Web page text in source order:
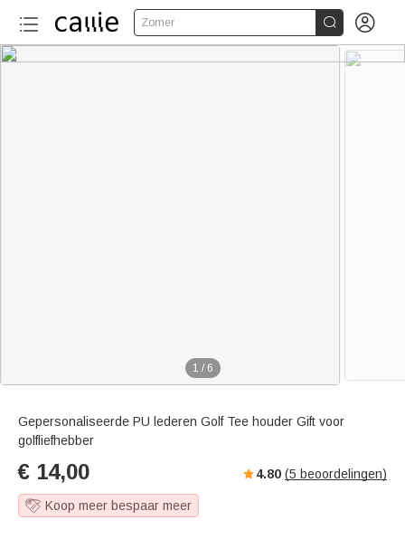
Zomer  
1 / 6
Gepersonaliseerde PU lederen Golf Tee houder Gift voor
golfliefhebber
€ 14,00 4.80 (5 beoordelingen)
Koop meer bespaar meer